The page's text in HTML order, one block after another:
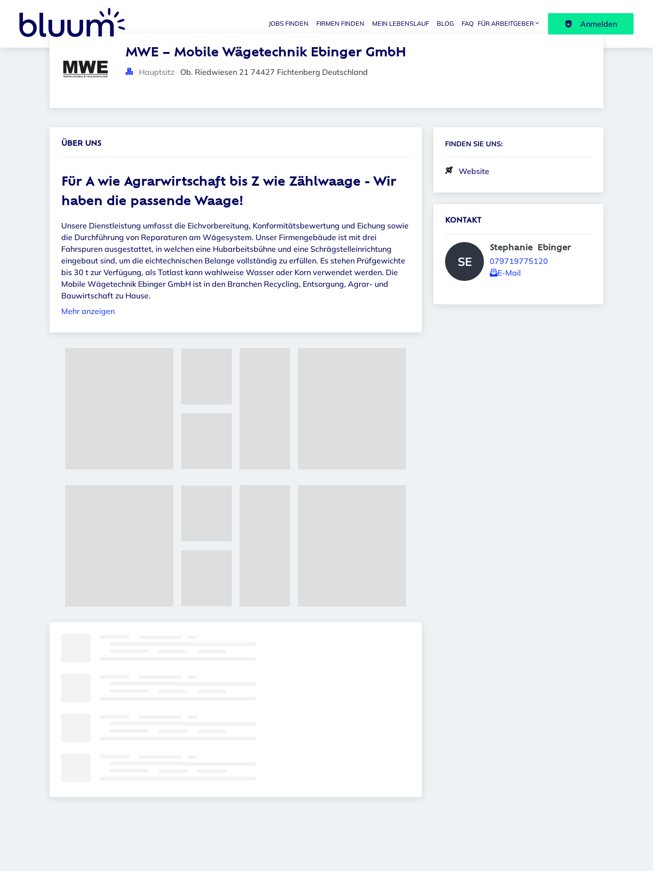
Haupt-Navigation
JOBS FINDEN FIRMEN FINDEN MEIN LEBENSLAUF BLOG FAQ FÜR ARBEITGEBER Anmelden
MWE – Mobile Wägetechnik Ebinger GmbH
Hauptsitz Ob. Riedwiesen 21 74427 Fichtenberg Deutschland
ÜBER UNS
Für A wie Agrarwirtschaft bis Z wie Zählwaage - Wir
haben die passende Waage!
Unsere Dienstleistung umfasst die Eichvorbereitung, Konformitätsbewertung und Eichung sowie
die Durchführung von Reparaturen am Wägesystem. Unser Firmengebäude ist mit drei
Fahrspuren ausgestattet, in welchen eine Hubarbeitsbühne und eine Schrägstelleinrichtung
eingebaut sind, um die eichtechnischen Belange vollständig zu erfüllen. Es stehen Prüfgewichte
bis 30 t zur Verfügung, als Totlast kann wahlweise Wasser oder Korn verwendet werden. Die
Mobile Wägetechnik Ebinger GmbH ist in den Branchen Recycling, Entsorgung, Agrar- und
Bauwirtschaft zu Hause.
Mehr anzeigen
FINDEN SIE UNS:
Website
KONTAKT
SE
Stephanie  Ebinger
079719775120
E-Mail